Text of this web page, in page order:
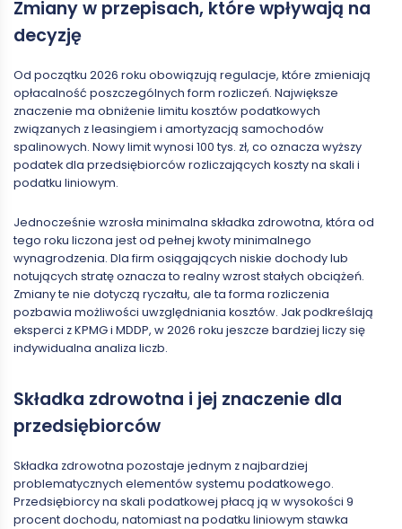
Zmiany w przepisach, które wpływają na
decyzję
Od początku 2026 roku obowiązują regulacje, które zmieniają
opłacalność poszczególnych form rozliczeń. Największe
znaczenie ma obniżenie limitu kosztów podatkowych
związanych z leasingiem i amortyzacją samochodów
spalinowych. Nowy limit wynosi 100 tys. zł, co oznacza wyższy
podatek dla przedsiębiorców rozliczających koszty na skali i
podatku liniowym.
Jednocześnie wzrosła minimalna składka zdrowotna, która od
tego roku liczona jest od pełnej kwoty minimalnego
wynagrodzenia. Dla firm osiągających niskie dochody lub
notujących stratę oznacza to realny wzrost stałych obciążeń.
Zmiany te nie dotyczą ryczałtu, ale ta forma rozliczenia
pozbawia możliwości uwzględniania kosztów. Jak podkreślają
eksperci z KPMG i MDDP, w 2026 roku jeszcze bardziej liczy się
indywidualna analiza liczb.
Składka zdrowotna i jej znaczenie dla
przedsiębiorców
Składka zdrowotna pozostaje jednym z najbardziej
problematycznych elementów systemu podatkowego.
Przedsiębiorcy na skali podatkowej płacą ją w wysokości 9
procent dochodu, natomiast na podatku liniowym stawka